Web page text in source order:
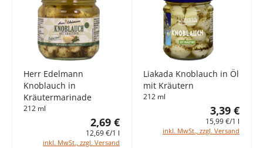
Herr Edelmann
Knoblauch in
Kräutermarinade
212 ml
2,69 €
12,69 €/1 l
inkl. MwSt., zzgl. Versand
Liakada Knoblauch in Öl
mit Kräutern
212 ml
3,39 €
15,99 €/1 l
inkl. MwSt., zzgl. Versand